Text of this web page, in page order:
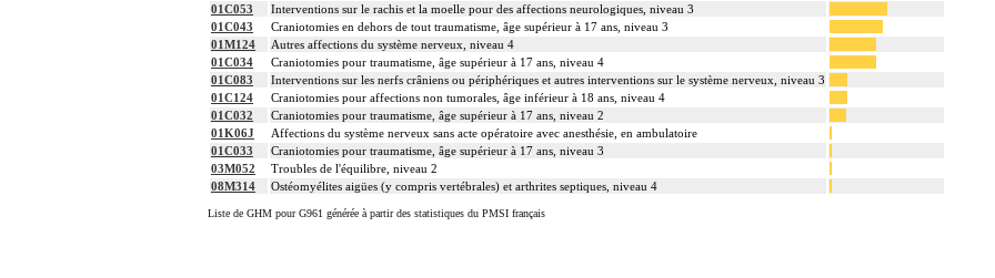
01C053
Interventions sur le rachis et la moelle pour des affections neurologiques, niveau 3
01C043
Craniotomies en dehors de tout traumatisme, âge supérieur à 17 ans, niveau 3
01M124
Autres affections du système nerveux, niveau 4
01C034
Craniotomies pour traumatisme, âge supérieur à 17 ans, niveau 4
01C083
Interventions sur les nerfs crâniens ou périphériques et autres interventions sur le système nerveux, niveau 3
01C124
Craniotomies pour affections non tumorales, âge inférieur à 18 ans, niveau 4
01C032
Craniotomies pour traumatisme, âge supérieur à 17 ans, niveau 2
01K06J
Affections du système nerveux sans acte opératoire avec anesthésie, en ambulatoire
01C033
Craniotomies pour traumatisme, âge supérieur à 17 ans, niveau 3
03M052
Troubles de l'équilibre, niveau 2
08M314
Ostéomyélites aigües (y compris vertébrales) et arthrites septiques, niveau 4
Liste de GHM pour G961 générée à partir des statistiques du PMSI français